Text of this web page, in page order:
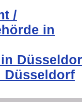
/
in
Düsseldorf